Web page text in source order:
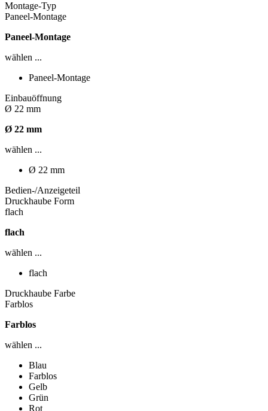
Montage-Typ
Paneel-Montage
Paneel-Montage
wählen ...
Paneel-Montage
Einbauöffnung
Ø 22 mm
Ø 22 mm
wählen ...
Ø 22 mm
Bedien-/Anzeigeteil
Druckhaube Form
flach
flach
wählen ...
flach
Druckhaube Farbe
Farblos
Farblos
wählen ...
Blau
Farblos
Gelb
Grün
Rot